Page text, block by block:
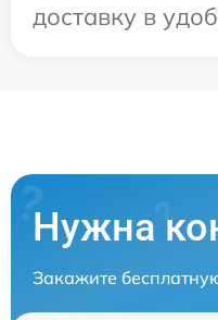
доставку в
Нужна
Закажите